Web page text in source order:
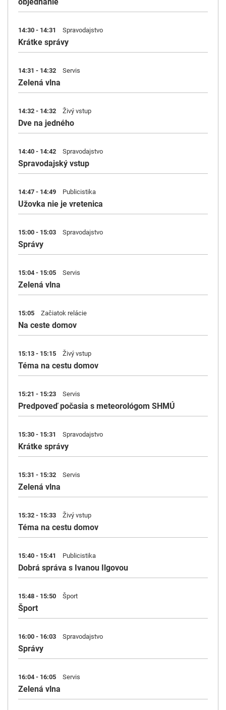
14:30 - 14:31 Spravodajstvo
Krátke správy
14:31 - 14:32 Servis
Zelená vlna
14:32 - 14:32 Živý vstup
Dve na jedného
14:40 - 14:42 Spravodajstvo
Spravodajský vstup
14:47 - 14:49 Publicistika
Užovka nie je vretenica
15:00 - 15:03 Spravodajstvo
Správy
15:04 - 15:05 Servis
Zelená vlna
15:05 Začiatok relácie
Na ceste domov
15:13 - 15:15 Živý vstup
Téma na cestu domov
15:21 - 15:23 Servis
Predpoveď počasia s meteorológom SHMÚ
15:30 - 15:31 Spravodajstvo
Krátke správy
15:31 - 15:32 Servis
Zelená vlna
15:32 - 15:33 Živý vstup
Téma na cestu domov
15:40 - 15:41 Publicistika
Dobrá správa s Ivanou Ilgovou
15:48 - 15:50 Šport
Šport
16:00 - 16:03 Spravodajstvo
Správy
16:04 - 16:05 Servis
Zelená vlna